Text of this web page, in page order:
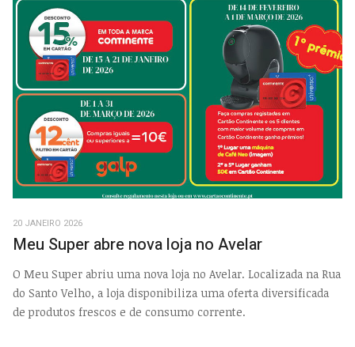
20 JANEIRO 2026
Meu Super abre nova loja no Avelar
O Meu Super abriu uma nova loja no Avelar. Localizada na Rua
do Santo Velho, a loja disponibiliza uma oferta diversificada
de produtos frescos e de consumo corrente.